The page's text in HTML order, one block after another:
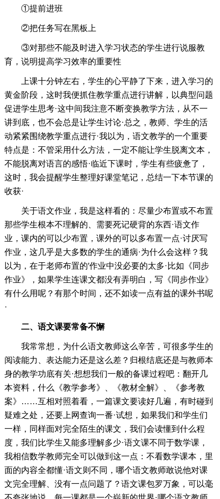
①提前进班
②把任务写在黑板上
③对那些不能及时进入学习状态的学生进行说服教
育，说明提高学习效率的重要性
上课十分钟左右，学生的心平静了下来，进入学习的
黄金阶段，这时我便抓住教学重点进行讲解，以典型问题
促进学生思考·这中间我注意不断变换教学方法，从不一
讲到底，也不会总是让学生讨论·总之，教师、学生的活
动紧紧围绕教学重点进行·我以为，语文教学的一个重要
特点是：不管采用什么方法，一定不能让学生脱离文本，
不能脱离对语言的感悟·临近下课时，学生有些疲惫了，
这时，我会提醒学生整理好课堂笔记，总结一下本节课的
收获·
关于语文作业，我是这样看的：尽量少布置或不布置
那些学生根本不理解的、需要死记硬背的东西·语文作
业，课内的可以少布置，课外的可以多布置一点·讨厌写
作业，这几乎是大多数的学生的通病·为什么会这样？我
以为，在于老师布置的'作业中没必要的太多·比如《同步
作业》，如果学生连课文都没有弄明白，写《同步作业》
有什么用呢？有那个时间，还不如读一点有益的课外书呢
·
二、语文课要常备不懈
我常常想，为什么语文教师这么辛苦，可很多学生的
阅读能力、表达能力还是这么差？归根结底还是与教师本
身的教学功底有关·想想我们一般的备课过程吧：翻开几
本资料，什么《教学参考》、《教材全解》、《参考教
案》……互相对照着看，一篇课文要读好几遍，有时碰到
疑难之处，还要上网查询一番·试想，如果我们和学生们
一样，同样面对完全陌生的课文，我们会读懂到什么程
度，我们比学生又能多理解多少·语文课不同于数学课，
我相信数学教师完全可以做到这一点：不看数学课本，里
面的内容全都懂·语文则不同，哪个语文教师敢说他对课
文完全理解、没有一点问题了？语文课包罗万象，可以毫